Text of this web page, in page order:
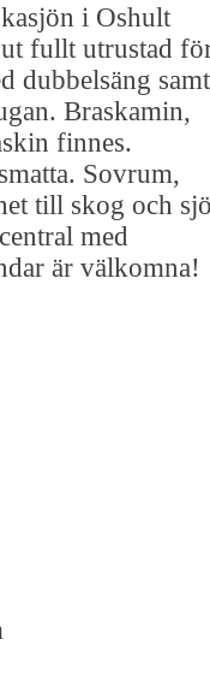
i Oshult
fullt utrustad
dubbelsäng samt
Braskamin,
finnes.
Sovrum,
till skog och
med
är välkomna!